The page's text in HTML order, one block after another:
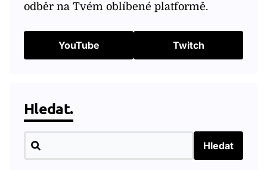
odběr na Tvém oblíbené platformě.
YouTube Twitch
Hledat.
Hledat